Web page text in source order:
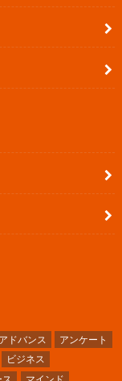
アドバンス
アンケート
ビジネス